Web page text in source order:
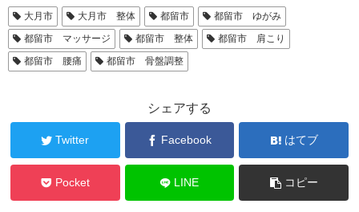
大月市 大月市 整体 都留市
都留市 ゆがみ
都留市 マッサージ
都留市 整体
都留市 肩こり
都留市 腰痛
都留市 骨盤調整
シェアする
Twitter Facebook はてブ
Pocket LINE コピー